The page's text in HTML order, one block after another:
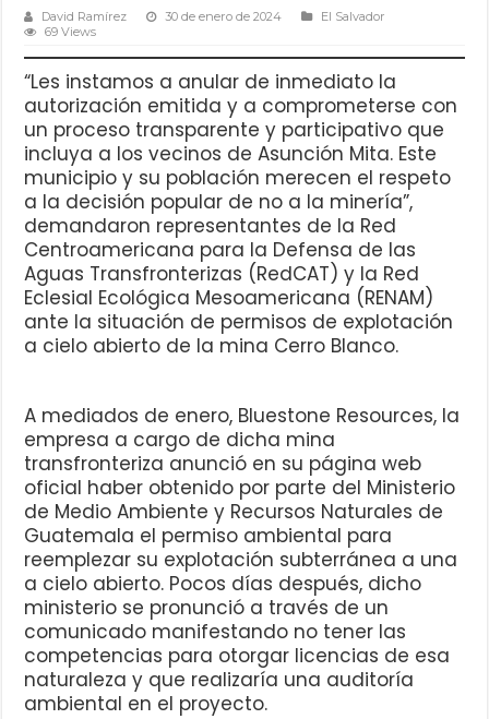
David Ramírez 30 de enero de 2024
El Salvador
69 Views
“Les instamos a anular de inmediato la
autorización emitida y a comprometerse con
un proceso transparente y participativo que
incluya a los vecinos de Asunción Mita. Este
municipio y su población merecen el respeto
a la decisión popular de no a la minería”,
demandaron representantes de la Red
Centroamericana para la Defensa de las
Aguas Transfronterizas (RedCAT) y la Red
Eclesial Ecológica Mesoamericana (RENAM)
ante la situación de permisos de explotación
a cielo abierto de la mina Cerro Blanco.
A mediados de enero, Bluestone Resources, la
empresa a cargo de dicha mina
transfronteriza anunció en su página web
oficial haber obtenido por parte del Ministerio
de Medio Ambiente y Recursos Naturales de
Guatemala el permiso ambiental para
reemplezar su explotación subterránea a una
a cielo abierto. Pocos días después, dicho
ministerio se pronunció a través de un
comunicado manifestando no tener las
competencias para otorgar licencias de esa
naturaleza y que realizaría una auditoría
ambiental en el proyecto.